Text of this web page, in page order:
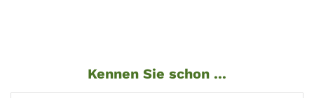
Kennen Sie schon ...